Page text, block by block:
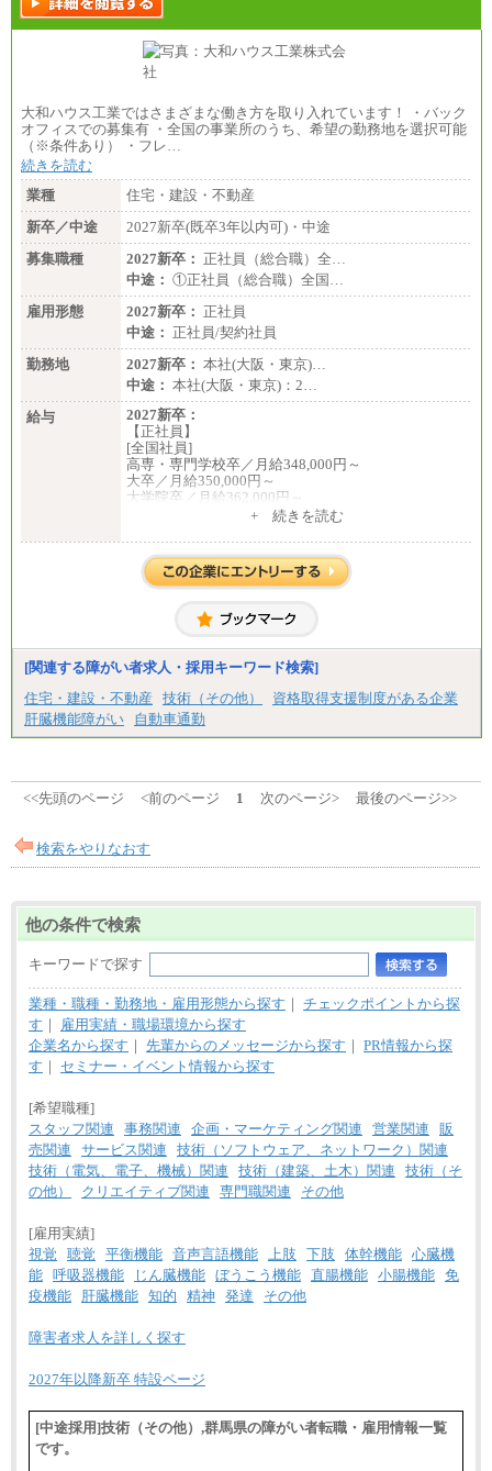
大和ハウス工業ではさまざまな働き方を取り入れています！ ・バック
オフィスでの募集有 ・全国の事業所のうち、希望の勤務地を選択可能
（※条件あり） ・フレ…
続きを読む
業種
住宅・建設・不動産
新卒／中途
2027新卒(既卒3年以内可)・中途
募集職種
2027新卒： 正社員（総合職）全…
中途： ①正社員（総合職）全国…
雇用形態
2027新卒： 正社員
中途： 正社員/契約社員
勤務地
2027新卒： 本社(大阪・東京)…
中途： 本社(大阪・東京)：2…
給与
2027新卒：
【正社員】
[全国社員]
高専・専門学校卒／月給348,000円～
大卒／月給350,000円～
大学院卒／月給362,000円～
[地域社員]月給295,000円～
【正社員】
[全国社員]月給348,000円～
[地域社員]月給295,000円～
【契約社員】月給200,000円～
+ 続きを読む
[関連する障がい者求人・採用キーワード検索]
住宅・建設・不動産
技術（その他）
資格取得支援制度がある企業
肝臓機能障がい
自動車通勤
<<先頭のページ <前のページ 1 次のページ> 最後のページ>>
検索をやりなおす
他の条件で検索
キーワードで探す
業種・職種・勤務地・雇用形態から探す ｜ チェックポイントから探
す ｜
雇用実績・職場環境から探す
企業名から探す ｜ 先輩からのメッセージから探す ｜ PR情報から探
す ｜ セミナー・イベント情報から探す
[希望職種]
スタッフ関連
事務関連 企画・マーケティング関連 営業関連
販
売関連
サービス関連
技術（ソフトウェア、ネットワーク）関連
技術（電気、電子、機械）関連
技術（建築、土木）関連
技術（そ
の他）
クリエイティブ関連 専門職関連 その他
[雇用実績]
視覚
聴覚 平衡機能 音声言語機能 上肢 下肢 体幹機能 心臓機
能 呼吸器機能 じん臓機能 ぼうこう機能 直腸機能 小腸機能 免
疫機能
肝臓機能 知的 精神 発達 その他
障害者求人を詳しく探す
2027年以降新卒 特設ページ
[中途採用]技術（その他）,群馬県の障がい者転職・雇用情報一覧
です。